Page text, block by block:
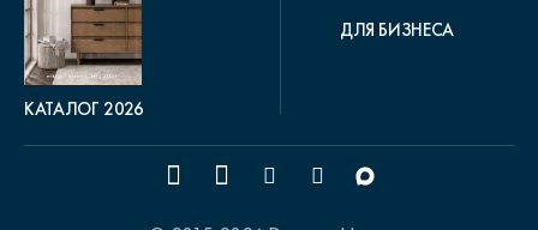
КАТАЛОГ 2026
ДЛЯ БИЗНЕСА